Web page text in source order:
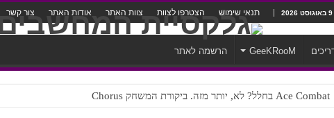
תנאי שימוש הצטרפו לצוות צוות האתר אודות האתר צור קשר
GeeKRooM הרשמה לאתר
Ace Combat בחלל? לא, יותר מזה. ביקורת המשחק Chorus
Steven Universe והשירים שתורגמו בצורה נוראית לעברית